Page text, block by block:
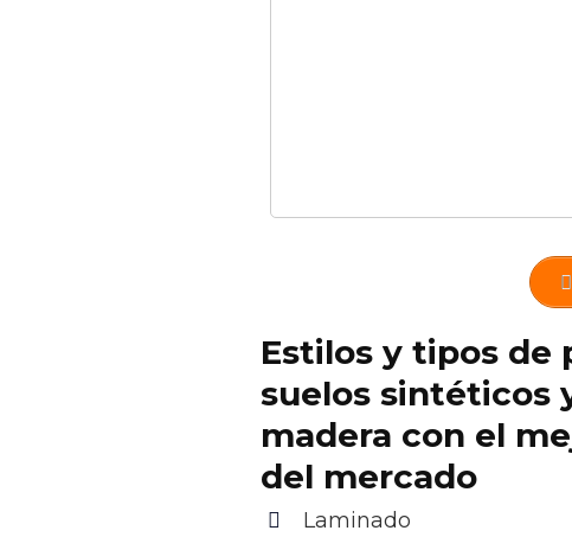
Estilos y tipos de
suelos sintéticos
madera con el
del mercado
Laminado